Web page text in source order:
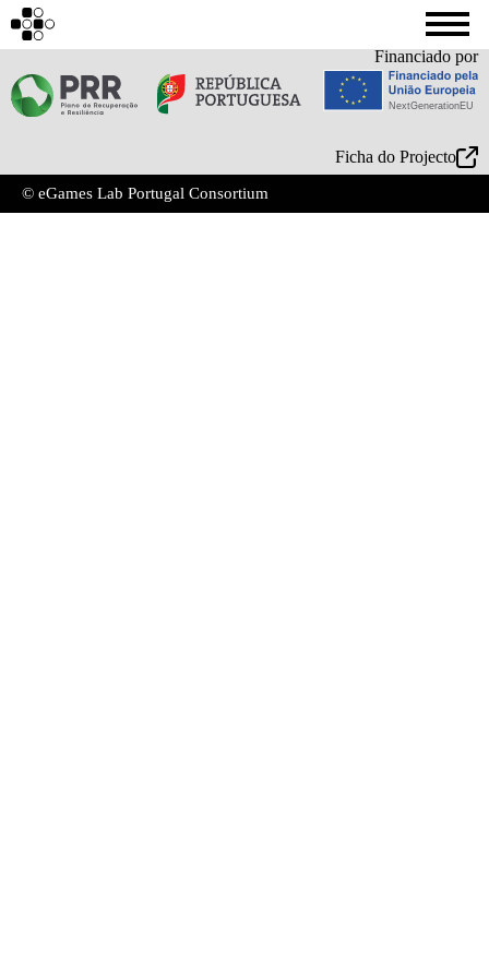
Financiado por
Ficha do Projecto
© eGames Lab Portugal Consortium